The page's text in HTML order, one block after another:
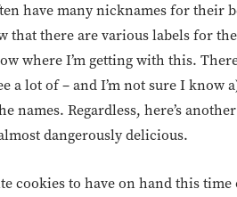
have many nicknames for their
that there are various labels for
where I’m getting with this.
a lot of – and I’m not sure I
names. Regardless, here’s
dangerously delicious.
cookies to have on hand this